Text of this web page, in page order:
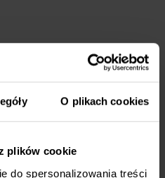
O plikach cookies
plików cookie
do spersonalizowania treści
ponownie wziąć